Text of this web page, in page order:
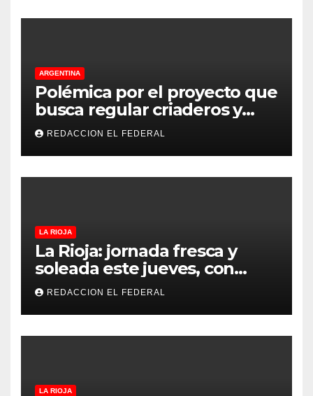
ARGENTINA
Polémica por el proyecto que
busca regular criaderos y
refugios de perros y gatos:
denuncian excesos, mientras
proteccionistas reclaman
controles más duros
REDACCION EL FEDERAL
LA RIOJA
La Rioja: jornada fresca y
soleada este jueves, con
temperaturas estables para
el viernes
REDACCION EL FEDERAL
LA RIOJA